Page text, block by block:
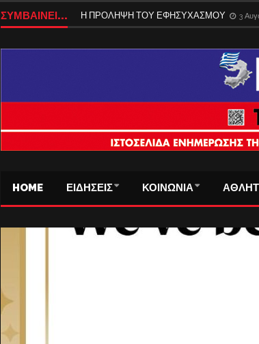
ΣΥΜΒΑΙΝΕΙ... Η ΠΡΟΛΗΨΗ ΤΟΥ ΕΦΗΣΥΧΑΣΜΟΥ 3
ΒΑΣΩ ΜΠΟΓΡΗ-Η ΣΑΛΑΜΙΝΑ ΔΕΝ
HOME ΕΙΔΗΣΕΙΣ ΚΟΙΝΩΝΙΑ